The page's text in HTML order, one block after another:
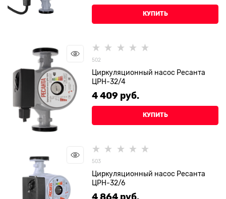
КУПИТЬ
502
Циркуляционный насос Ресанта
ЦРН-32/4
4 409 руб.
КУПИТЬ
503
Циркуляционный насос Ресанта
ЦРН-32/6
4 864 руб.